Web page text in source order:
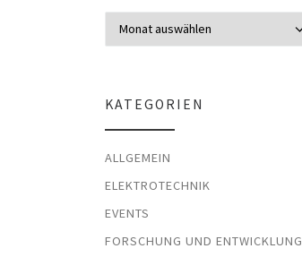
KATEGORIEN
ALLGEMEIN
ELEKTROTECHNIK
EVENTS
FORSCHUNG UND ENTWICKLUNG